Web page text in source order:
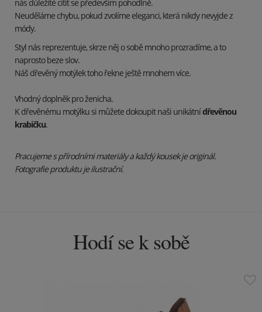
nás důležité cítit se především pohodlně.
Neuděláme chybu, pokud zvolíme eleganci, která nikdy nevyjde z
módy.
Styl nás reprezentuje, skrze něj o sobě mnoho prozradíme, a to
naprosto beze slov.
Náš dřevěný motýlek toho řekne ještě mnohem více.
Vhodný doplněk pro ženicha.
K dřevěnému motýlku si můžete dokoupit naši unikátnídřevěnou
krabičku.
Pracujeme s přírodními materiály a každý kousek je originál.
Fotografie produktu je ilustrační.
Hodí se k sobě